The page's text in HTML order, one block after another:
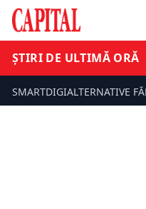
ȘTIRI DE ULTIMĂ ORĂ
SMARTDIGIALTERNATIVE